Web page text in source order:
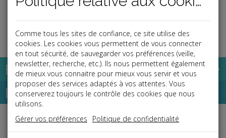
a
Base documentaire
Dépêches
Liste des dernières dépêches
Comme tous les sites de confiance, ce site utilise des
cookies. Les cookies vous permettent de vous connecter
en tout sécurité, de sauvegarder vos préférences (veille,
newsletter, recherche, etc.). Ils nous permettent également
de mieux vous connaitre pour mieux vous servir et vous
proposer des services adaptés à vos attentes. Vous
conserverez toujours le contrôle des cookies que nous
utilisons.
Gérer vos préférences
Politique de confidentialité